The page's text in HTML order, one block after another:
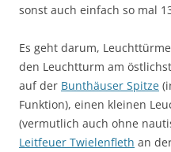
sonst auch einfach so mal
Es geht darum,
den Leuchtturm am
auf der Bunthäuser Spitze
Funktion), einen kleinen
(vermutlich auch ohne
Leitfeuer Twielenfleth an